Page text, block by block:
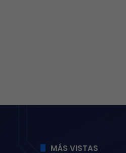
MÁS VISTAS